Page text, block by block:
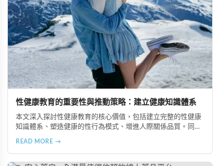
性健康教育的重要性與推動策略：建立健康知識體系
本文深入探討性健康教育的核心價值，包括建立完整的性健康
知識體系、塑造健康的性行為模式、增進人際關係品質。同時
READ MORE →